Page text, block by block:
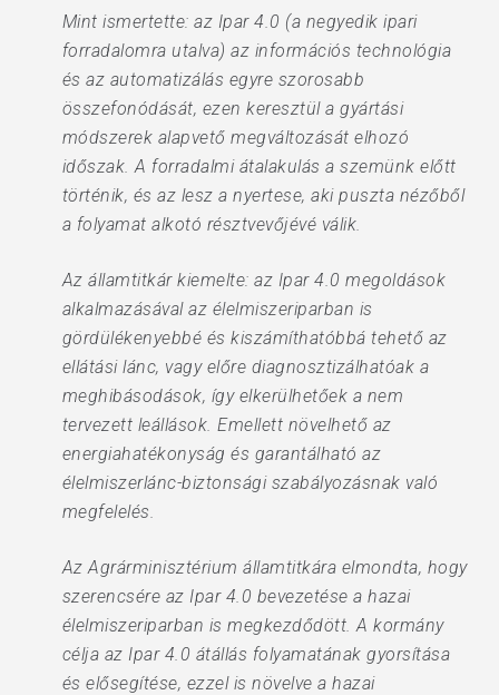
Mint ismertette: az Ipar 4.0 (a negyedik ipari
forradalomra utalva) az információs technológia
és az automatizálás egyre szorosabb
összefonódását, ezen keresztül a gyártási
módszerek alapvető megváltozását elhozó
időszak. A forradalmi átalakulás a szemünk előtt
történik, és az lesz a nyertese, aki puszta nézőből
a folyamat alkotó résztvevőjévé válik.
Az államtitkár kiemelte: az Ipar 4.0 megoldások
alkalmazásával az élelmiszeriparban is
gördülékenyebbé és kiszámíthatóbbá tehető az
ellátási lánc, vagy előre diagnosztizálhatóak a
meghibásodások, így elkerülhetőek a nem
tervezett leállások. Emellett növelhető az
energiahatékonyság és garantálható az
élelmiszerlánc-biztonsági szabályozásnak való
megfelelés.
Az Agrárminisztérium államtitkára elmondta, hogy
szerencsére az Ipar 4.0 bevezetése a hazai
élelmiszeriparban is megkezdődött. A kormány
célja az Ipar 4.0 átállás folyamatának gyorsítása
és elősegítése, ezzel is növelve a hazai